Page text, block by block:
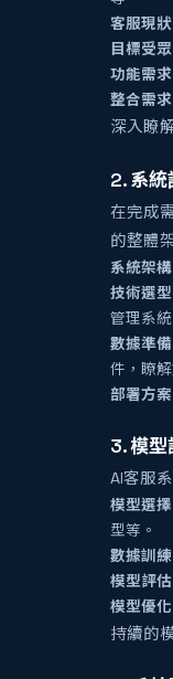
客服現狀
目標受眾
功能需求
整合需求
深入瞭
2. 系
在完成
的整體
系統架構
技術選型
管理系統
數據準備
件，瞭
部署方案
3. 模
AI客服
模型選擇
型等。
數據訓練
模型評估
模型優化
持續的